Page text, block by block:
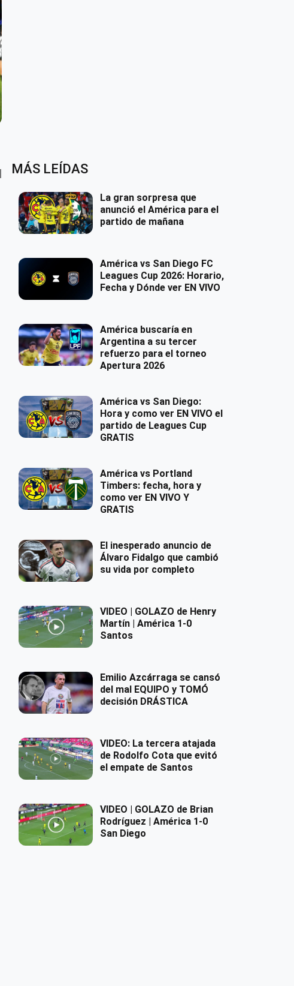
MÁS LEÍDAS
La gran sorpresa que
anunció el América para el
partido de mañana
América vs San Diego FC
Leagues Cup 2026: Horario,
Fecha y Dónde ver EN VIVO
América buscaría en
Argentina a su tercer
refuerzo para el torneo
Apertura 2026
América vs San Diego:
Hora y como ver EN VIVO el
partido de Leagues Cup
GRATIS
América vs Portland
Timbers: fecha, hora y
como ver EN VIVO Y
GRATIS
El inesperado anuncio de
Álvaro Fidalgo que cambió
su vida por completo
VIDEO | GOLAZO de Henry
Martín | América 1-0
Santos
Emilio Azcárraga se cansó
del mal EQUIPO y TOMÓ
decisión DRÁSTICA
VIDEO: La tercera atajada
de Rodolfo Cota que evitó
el empate de Santos
VIDEO | GOLAZO de Brian
Rodríguez | América 1-0
San Diego